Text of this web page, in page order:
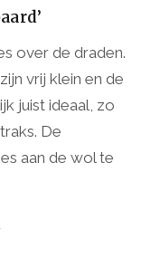
over de draden.
vrij klein en de
juist ideaal, zo
De
aan de wol te